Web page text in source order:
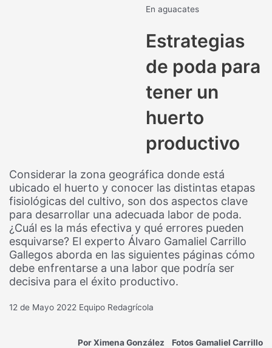
En aguacates
Estrategias
de poda para
tener un
huerto
productivo
Considerar la zona geográfica donde está
ubicado el huerto y conocer las distintas etapas
fisiológicas del cultivo, son dos aspectos clave
para desarrollar una adecuada labor de poda.
¿Cuál es la más efectiva y qué errores pueden
esquivarse? El experto Álvaro Gamaliel Carrillo
Gallegos aborda en las siguientes páginas cómo
debe enfrentarse a una labor que podría ser
decisiva para el éxito productivo.
12 de Mayo 2022 Equipo Redagrícola
Por Ximena González Fotos Gamaliel Carrillo